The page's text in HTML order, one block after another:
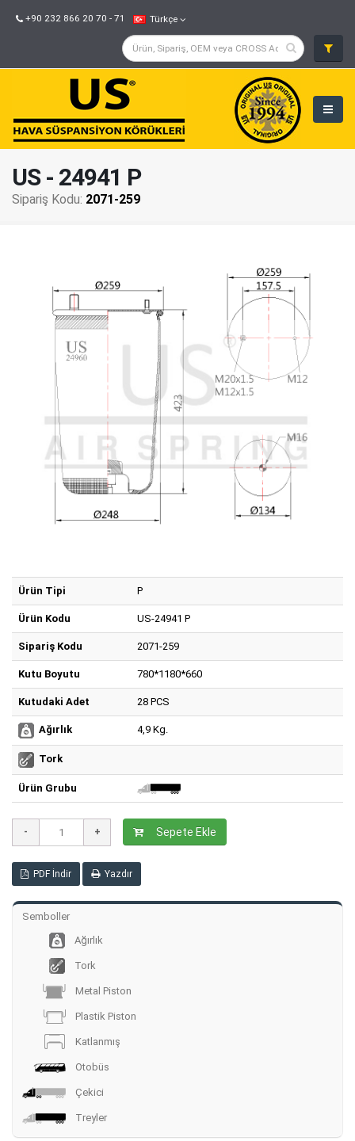
+90 232 866 20 70 - 71 Türkçe
US - 24941 P
Sipariş Kodu: 2071-259
Ürün Tipi P
Ürün Kodu US-24941 P
Sipariş Kodu 2071-259
Kutu Boyutu 780*1180*660
Kutudaki Adet 28 PCS
Ağırlık 4,9 Kg.
Tork
Ürün Grubu
Sepete Ekle
PDF İndir Yazdır
Semboller
Ağırlık
Tork
Metal Piston
Plastik Piston
Katlanmış
Otobüs
Çekici
Treyler